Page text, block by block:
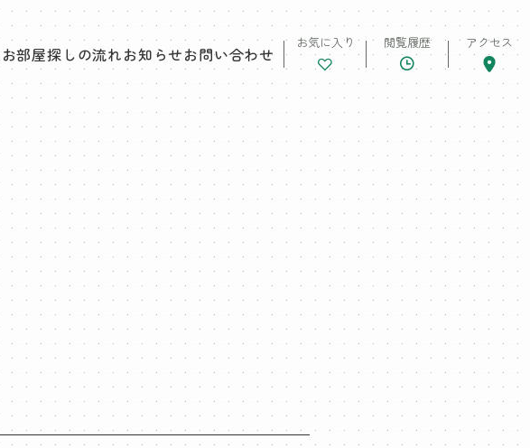
お部屋探しの流れお知らせお問い合わせ
お気に入り 閲覧履歴 アクセス